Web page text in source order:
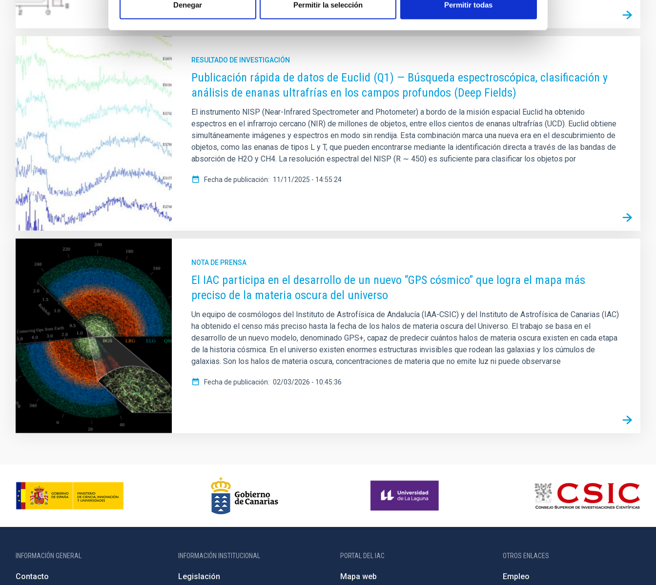
Denegar Permitir la selección Permitir todas
RESULTADO DE INVESTIGACIÓN
Publicación rápida de datos de Euclid (Q1) — Búsqueda espectroscópica, clasificación y
análisis de enanas ultrafrías en los campos profundos (Deep Fields)
El instrumento NISP (Near-Infrared Spectrometer and Photometer) a bordo de la misión espacial Euclid ha obtenido
espectros en el infrarrojo cercano (NIR) de millones de objetos, entre ellos cientos de enanas ultrafrías (UCD). Euclid obtiene
simultáneamente imágenes y espectros en modo sin rendija. Esta combinación marca una nueva era en el descubrimiento de
objetos, como las enanas de tipos L y T, que pueden encontrarse mediante la identificación directa a través de las bandas de
absorción de H2O y CH4. La resolución espectral del NISP (R ∼ 450) es suficiente para clasificar los objetos por
Fecha de publicación 11/11/2025 - 14:55:24
NOTA DE PRENSA
El IAC participa en el desarrollo de un nuevo “GPS cósmico” que logra el mapa más
preciso de la materia oscura del universo
Un equipo de cosmólogos del Instituto de Astrofísica de Andalucía (IAA-CSIC) y del Instituto de Astrofísica de Canarias (IAC)
ha obtenido el censo más preciso hasta la fecha de los halos de materia oscura del Universo. El trabajo se basa en el
desarrollo de un nuevo modelo, denominado GPS+, capaz de predecir cuántos halos de materia oscura existen en cada etapa
de la historia cósmica. En el universo existen enormes estructuras invisibles que rodean las galaxias y los cúmulos de
galaxias. Son los halos de materia oscura, concentraciones de materia que no emite luz ni puede observarse
Fecha de publicación 02/03/2026 - 10:45:36
INFORMACIÓN GENERAL
Contacto
INFORMACIÓN INSTITUCIONAL
Legislación
PORTAL DEL IAC
Mapa web
OTROS ENLACES
Empleo